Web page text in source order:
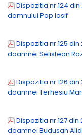
Dispozitia nr.124
domnului Pop Iosif
Dispozitia nr.125
doamnei Selistean
Dispozitia nr.126
doamnei Terhesiu
Dispozitia nr.127
doamnei Budusan